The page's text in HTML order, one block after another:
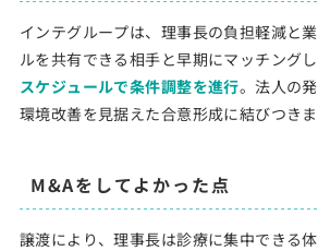
インテグループは、理事長の負担軽減と
ルを共有できる相手と早期にマッチング
スケジュールで条件調整を進行。法人の
環境改善を見据えた合意形成に結びつきま
M&Aをしてよかった点
譲渡により、理事長は診療に集中できる